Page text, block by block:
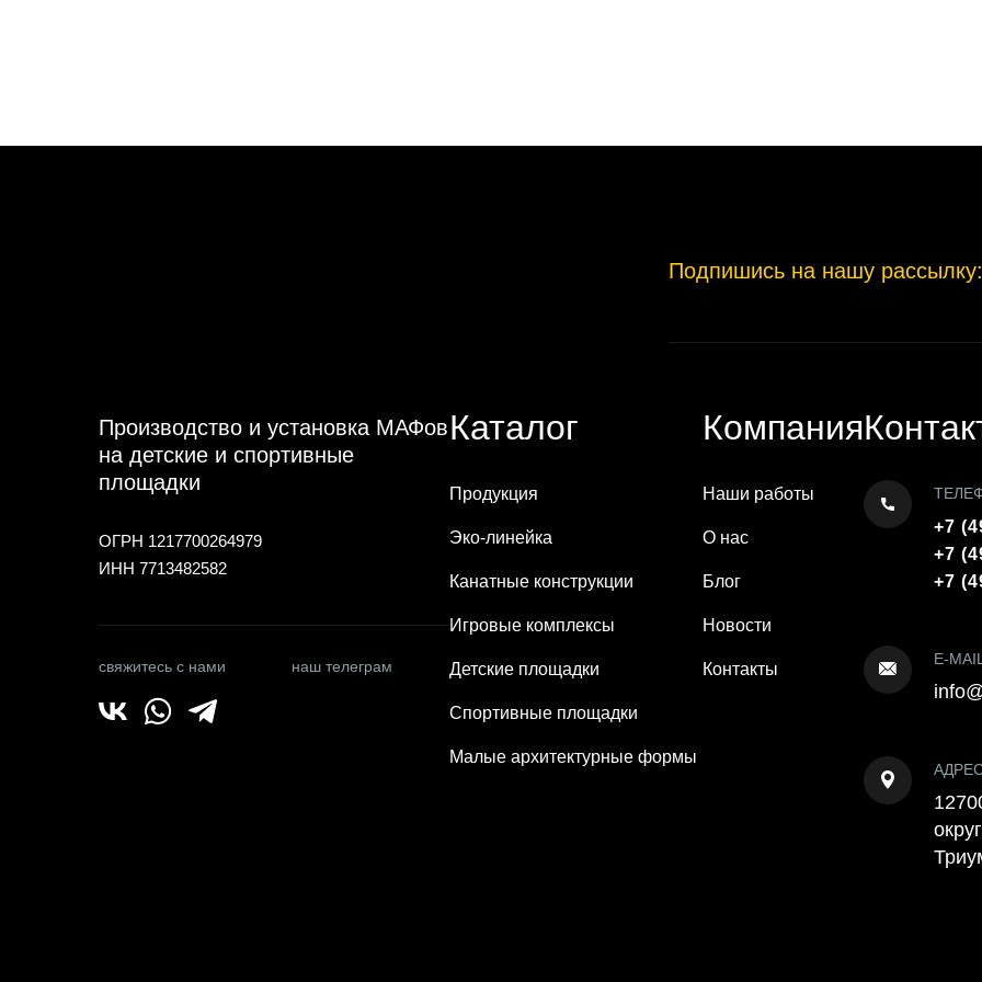
Подпишись на нашу рассылку:
Производство и установка МАФов
на детские и спортивные
площадки
ОГРН 1217700264979
ИНН 7713482582
свяжитесь с нами наш телеграм
Каталог
Продукция
Эко-линейка
Канатные конструкции
Игровые комплексы
Детские площадки
Спортивные площадки
Малые архитектурные формы
Компания
Наши работы
О нас
Блог
Новости
Контакты
+7
+7
+7
E-